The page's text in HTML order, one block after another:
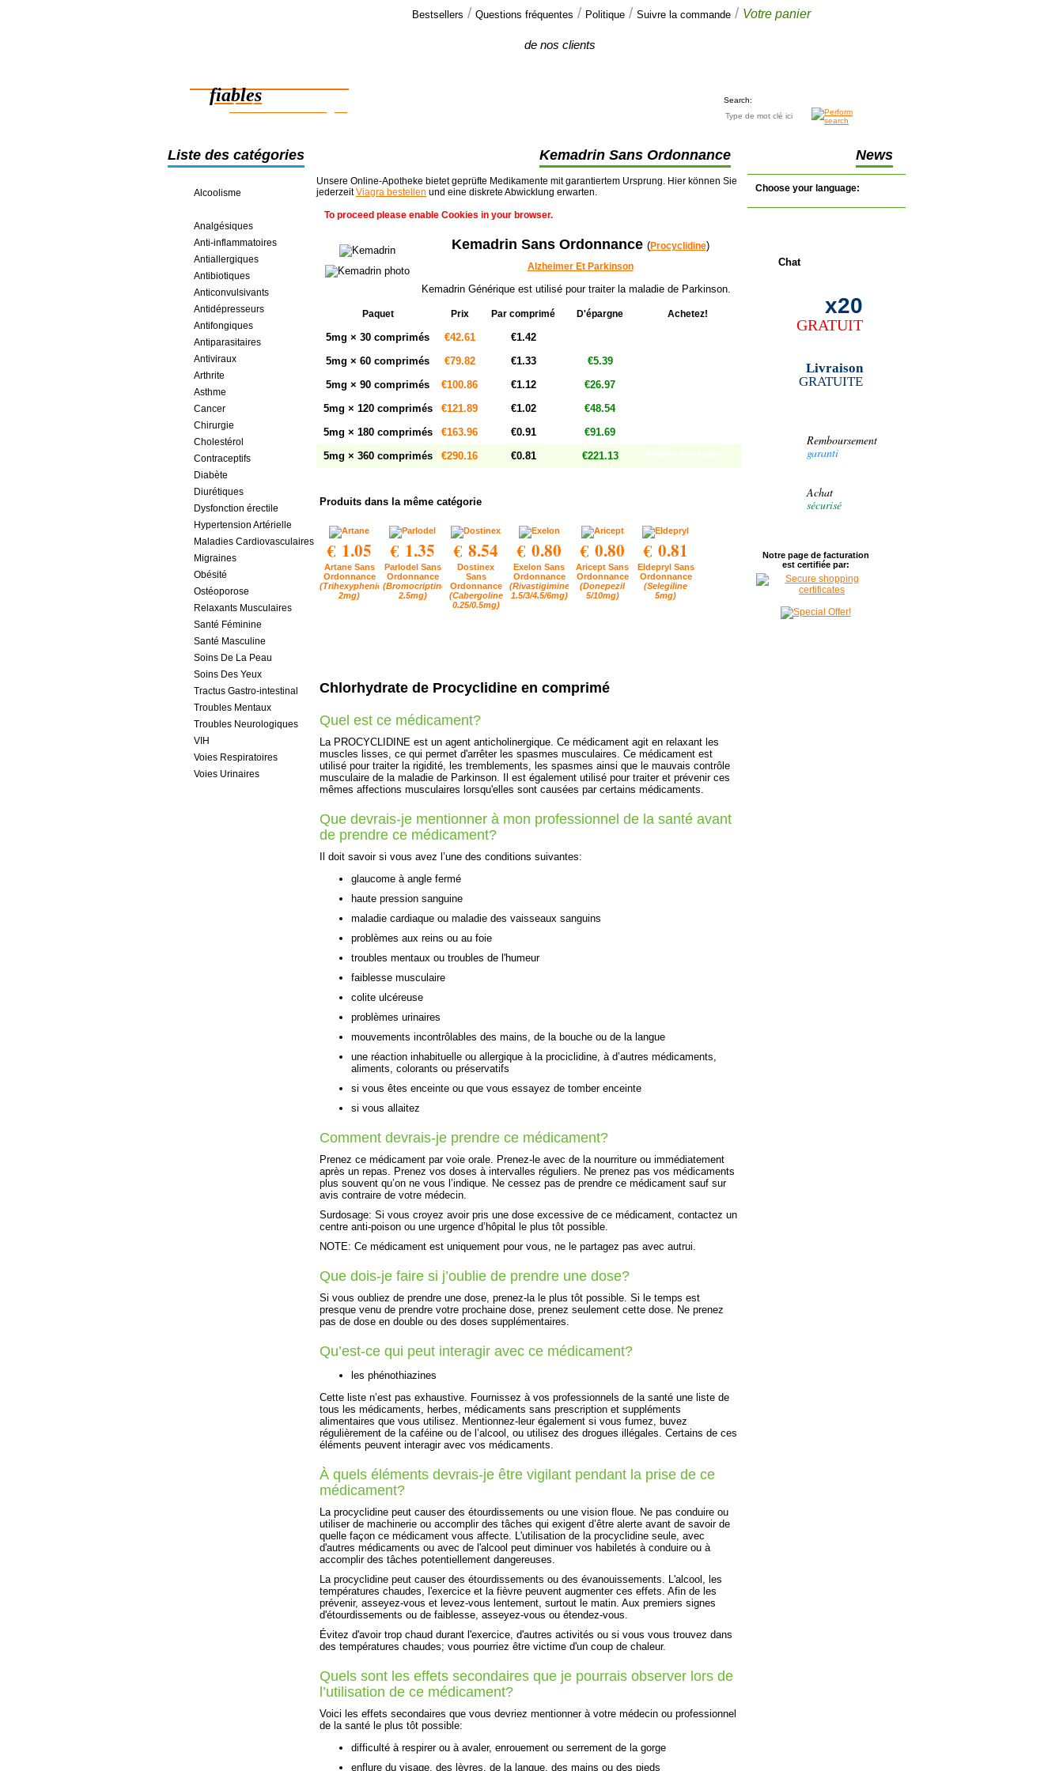
Bestsellers / Questions fréquentes / Politique / Suivre la commande / Votre panier
fiables
des économies en ligne
de nos clients
Search:
Liste des catégories Kemadrin Sans Ordonnance News
Alcoolisme
Analgésiques
Anti-inflammatoires
Antiallergiques
Antibiotiques
Anticonvulsivants
Antidépresseurs
Antifongiques
Antiparasitaires
Antiviraux
Arthrite
Asthme
Cancer
Chirurgie
Cholestérol
Contraceptifs
Diabète
Diurétiques
Dysfonction érectile
Hypertension Artérielle
Maladies Cardiovasculaires
Migraines
Obésité
Ostéoporose
Relaxants Musculaires
Santé Féminine
Santé Masculine
Soins De La Peau
Soins Des Yeux
Tractus Gastro-intestinal
Troubles Mentaux
Troubles Neurologiques
VIH
Voies Respiratoires
Voies Urinaires
Unsere Online-Apotheke bietet geprüfte Medikamente mit garantiertem Ursprung. Hier können Sie
jederzeitViagra bestellen und eine diskrete Abwicklung erwarten.
To proceed please enable Cookies in your browser.
Kemadrin Sans Ordonnance (Procyclidine)
Alzheimer Et Parkinson
Kemadrin Générique est utilisé pour traiter la maladie de Parkinson.
Paquet Prix Par comprimé D'épargne Achetez!
5mg × 30 comprimés €42.61 €1.42
5mg × 60 comprimés €79.82 €1.33 €5.39
5mg × 90 comprimés €100.86 €1.12 €26.97
5mg × 120 comprimés €121.89 €1.02 €48.54
5mg × 180 comprimés €163.96 €0.91 €91.69
5mg × 360 comprimés €290.16 €0.81 €221.13
Produits dans la même catégorie
€ 1.05
Artane Sans
Ordonnance
(Trihexyphenidyl
2mg)
€ 1.35
Parlodel Sans
Ordonnance
(Bromocriptine
2.5mg)
€ 8.54
Dostinex
Sans
Ordonnance
(Cabergoline
0.25/0.5mg)
€ 0.80
Exelon Sans
Ordonnance
(Rivastigimine
1.5/3/4.5/6mg)
€ 0.80
Aricept Sans
Ordonnance
(Donepezil
5/10mg)
€ 0.81
Eldepryl Sans
Ordonnance
(Selegiline
5mg)
Chlorhydrate de Procyclidine en comprimé
Quel est ce médicament?
La PROCYCLIDINE est un agent anticholinergique. Ce médicament agit en relaxant les
muscles lisses, ce qui permet d'arrêter les spasmes musculaires. Ce médicament est
utilisé pour traiter la rigidité, les tremblements, les spasmes ainsi que le mauvais contrôle
musculaire de la maladie de Parkinson. Il est également utilisé pour traiter et prévenir ces
mêmes affections musculaires lorsqu'elles sont causées par certains médicaments.
Que devrais-je mentionner à mon professionnel de la santé avant
de prendre ce médicament?
Il doit savoir si vous avez l’une des conditions suivantes:
glaucome à angle fermé
haute pression sanguine
maladie cardiaque ou maladie des vaisseaux sanguins
problèmes aux reins ou au foie
troubles mentaux ou troubles de l'humeur
faiblesse musculaire
colite ulcéreuse
problèmes urinaires
mouvements incontrôlables des mains, de la bouche ou de la langue
une réaction inhabituelle ou allergique à la prociclidine, à d’autres médicaments,
aliments, colorants ou préservatifs
si vous êtes enceinte ou que vous essayez de tomber enceinte
si vous allaitez
Comment devrais-je prendre ce médicament?
Prenez ce médicament par voie orale. Prenez-le avec de la nourriture ou immédiatement
après un repas. Prenez vos doses à intervalles réguliers. Ne prenez pas vos médicaments
plus souvent qu’on ne vous l’indique. Ne cessez pas de prendre ce médicament sauf sur
avis contraire de votre médecin.
Surdosage: Si vous croyez avoir pris une dose excessive de ce médicament, contactez un
centre anti-poison ou une urgence d’hôpital le plus tôt possible.
NOTE: Ce médicament est uniquement pour vous, ne le partagez pas avec autrui.
Que dois-je faire si j’oublie de prendre une dose?
Si vous oubliez de prendre une dose, prenez-la le plus tôt possible. Si le temps est
presque venu de prendre votre prochaine dose, prenez seulement cette dose. Ne prenez
pas de dose en double ou des doses supplémentaires.
Qu’est-ce qui peut interagir avec ce médicament?
les phénothiazines
Cette liste n’est pas exhaustive. Fournissez à vos professionnels de la santé une liste de
tous les médicaments, herbes, médicaments sans prescription et suppléments
alimentaires que vous utilisez. Mentionnez-leur également si vous fumez, buvez
régulièrement de la caféine ou de l’alcool, ou utilisez des drogues illégales. Certains de ces
éléments peuvent interagir avec vos médicaments.
À quels éléments devrais-je être vigilant pendant la prise de ce
médicament?
La procyclidine peut causer des étourdissements ou une vision floue. Ne pas conduire ou
utiliser de machinerie ou accomplir des tâches qui exigent d’être alerte avant de savoir de
quelle façon ce médicament vous affecte. L'utilisation de la procyclidine seule, avec
d'autres médicaments ou avec de l'alcool peut diminuer vos habiletés à conduire ou à
accomplir des tâches potentiellement dangereuses.
La procyclidine peut causer des étourdissements ou des évanouissements. L'alcool, les
températures chaudes, l'exercice et la fièvre peuvent augmenter ces effets. Afin de les
prévenir, asseyez-vous et levez-vous lentement, surtout le matin. Aux premiers signes
d'étourdissements ou de faiblesse, asseyez-vous ou étendez-vous.
Évitez d'avoir trop chaud durant l'exercice, d'autres activités ou si vous vous trouvez dans
des températures chaudes; vous pourriez être victime d'un coup de chaleur.
Quels sont les effets secondaires que je pourrais observer lors de
l’utilisation de ce médicament?
Voici les effets secondaires que vous devriez mentionner à votre médecin ou professionnel
de la santé le plus tôt possible:
difficulté à respirer ou à avaler, enrouement ou serrement de la gorge
enflure du visage, des lèvres, de la langue, des mains ou des pieds
Choose your language:
Chat
x20
GRATUIT
Livraison
GRATUITE
Remboursement
garanti
Achat
sécurisé
Notre page de facturation
est certifiée par: